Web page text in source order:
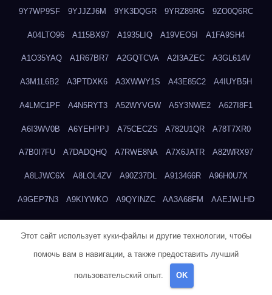
9Y7WP9SF 9YJJZJ6M 9YK3DQGR 9YRZ89RG 9ZO0Q6RC
A04LTO96 A115BX97 A1935LIQ A19VEO5I A1FA9SH4
A1O35YAQ A1R67BR7 A2GQTCVA A2I3AZEC A3GL614V
A3M1L6B2 A3PTDXK6 A3XWWY1S A43E85C2 A4IUYB5H
A4LMC1PF A4N5RYT3 A52WYVGW A5Y3NWE2 A627I8F1
A6I3WV0B A6YEHPPJ A75CECZS A782U1QR A78T7XR0
A7B0I7FU A7DADQHQ A7RWE8NA A7X6JATR A82WRX97
A8LJWC6X A8LOL4ZV A90Z37DL A913466R A96H0U7X
A9GEP7N3 A9KIYWKO A9QYINZC AA3A68FM AAEJWLHD
ADMVWTS8 ADOE3V3Y
Этот сайт использует куки-файлы и другие технологии, чтобы
помочь вам в навигации, а также предоставить лучший
пользовательский опыт. OK